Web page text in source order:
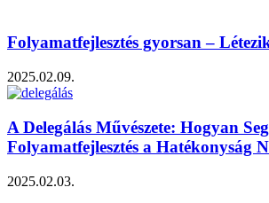
Folyamatfejlesztés gyorsan –
2025.02.09.
A Delegálás Művészete: Hogyan
Folyamatfejlesztés a Hatékonyság
2025.02.03.